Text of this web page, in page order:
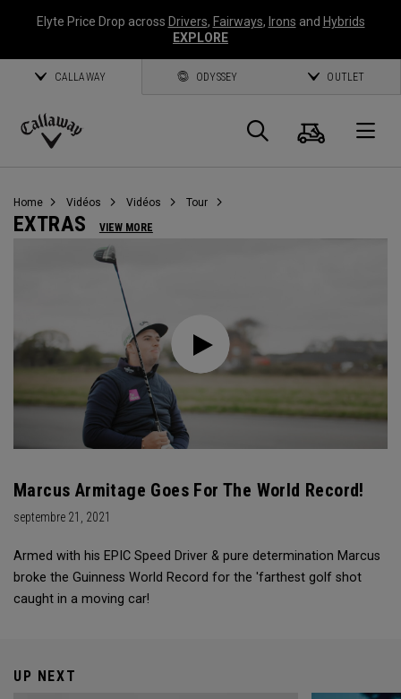
Elyte Price Drop across Drivers, Fairways, Irons and Hybrids
EXPLORE
CALLAWAY ODYSSEY OUTLET
Callaway
Panier
Home Vidéos Vidéos Tour
EXTRAS VIEW MORE
Marcus Armitage Goes For The World Record!
septembre 21, 2021
Armed with his EPIC Speed Driver & pure determination Marcus
broke the Guinness World Record for the 'farthest golf shot
caught in a moving car!
UP NEXT